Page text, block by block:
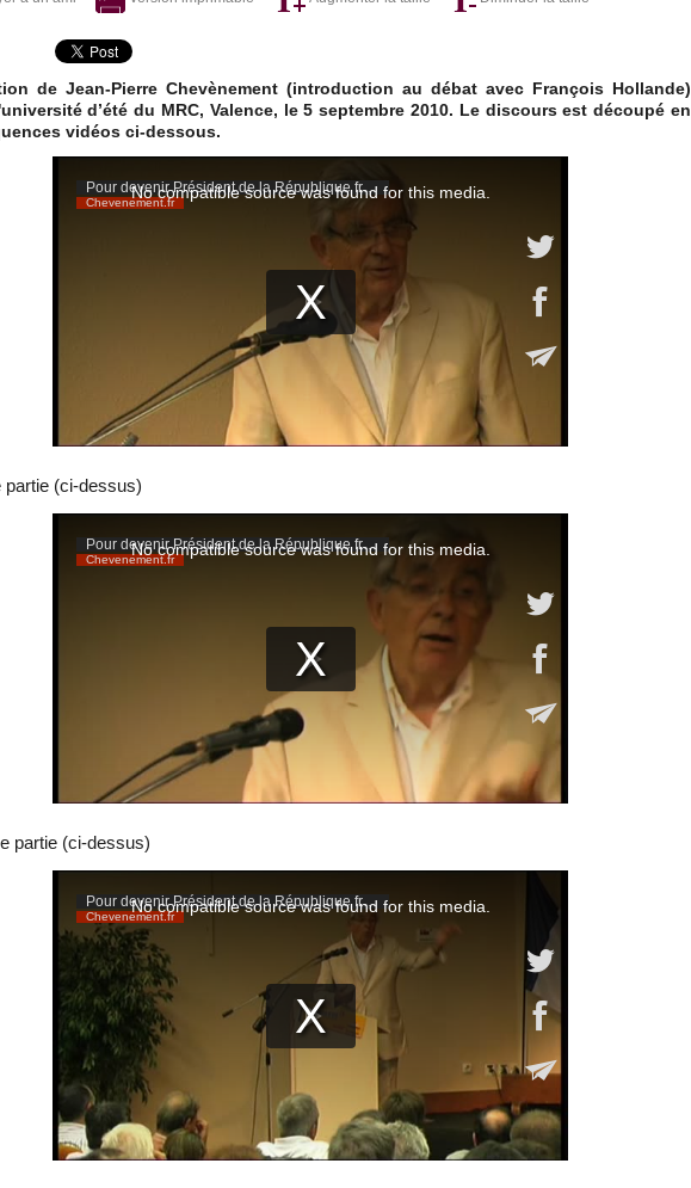
de Jean-Pierre Chevènement (introduction au débat avec François Hollande)
d’été du MRC, Valence, le 5 septembre 2010. Le discours est découpé en
vidéos ci-dessous.
partie (ci-dessus)
partie (ci-dessus)